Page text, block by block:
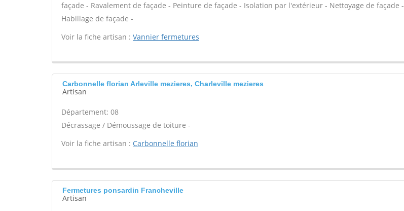
façade - Ravalement de façade - Peinture de façade - Isolation par l'extérieur - Nettoyage de façade -
Habillage de façade -
Voir la fiche artisan : Vannier fermetures
Carbonnelle florian Arleville mezieres, Charleville mezieres
Artisan
Département: 08
Décrassage / Démoussage de toiture -
Voir la fiche artisan : Carbonnelle florian
Fermetures ponsardin Francheville
Artisan